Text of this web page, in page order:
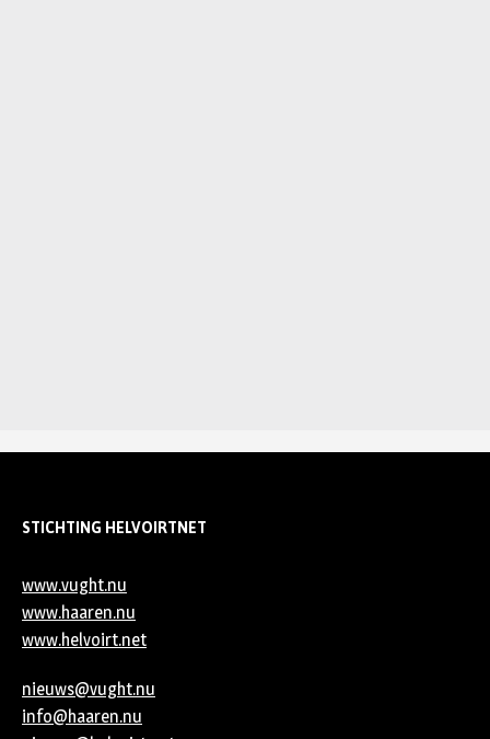
STICHTING HELVOIRTNET
www.vught.nu
www.haaren.nu
www.helvoirt.net
nieuws@vught.nu
info@haaren.nu